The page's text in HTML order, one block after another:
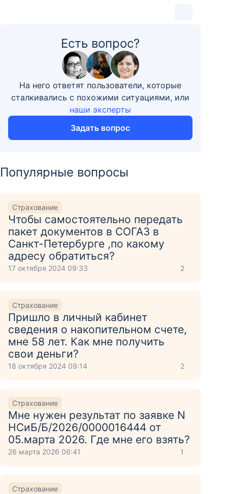
Есть вопрос?
На него ответят пользователи, которые
сталкивались с похожими ситуациями, или
наши эксперты
Задать вопрос
Популярные вопросы
Страхование
Чтобы самостоятельно передать
пакет документов в СОГАЗ в
Санкт-Петербурге ,по какому
адресу обратиться?
17 октября 2024 09:33 2
Страхование
Пришло в личный кабинет
сведения о накопительном счете,
мне 58 лет. Как мне получить
свои деньги?
18 октября 2024 09:14 2
Страхование
Мне нужен результат по заявке N
НСиБ/Б/2026/0000016444 от
05.марта 2026. Где мне его взять?
26 марта 2026 06:41 1
Страхование